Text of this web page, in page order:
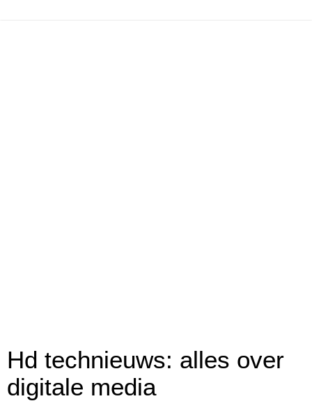
Hd technieuws: alles over
digitale media